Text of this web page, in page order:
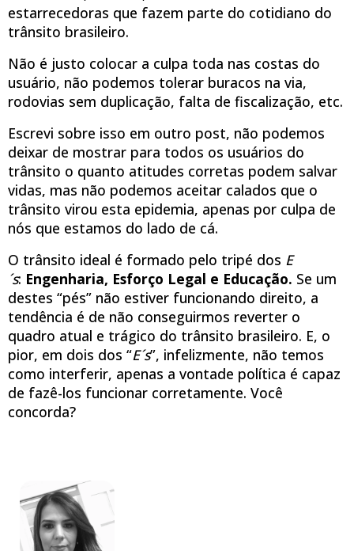
estarrecedoras que fazem parte do cotidiano do
trânsito brasileiro.
Não é justo colocar a culpa toda nas costas do
usuário, não podemos tolerar buracos na via,
rodovias sem duplicação, falta de fiscalização, etc.
Escrevi sobre isso em outro post, não podemos
deixar de mostrar para todos os usuários do
trânsito o quanto atitudes corretas podem salvar
vidas, mas não podemos aceitar calados que o
trânsito virou esta epidemia, apenas por culpa de
nós que estamos do lado de cá.
O trânsito ideal é formado pelo tripé dos E
´s: Engenharia, Esforço Legal e Educação. Se um
destes “pés” não estiver funcionando direito, a
tendência é de não conseguirmos reverter o
quadro atual e trágico do trânsito brasileiro. E, o
pior, em dois dos “E´s”, infelizmente, não temos
como interferir, apenas a vontade política é capaz
de fazê-los funcionar corretamente. Você
concorda?